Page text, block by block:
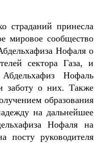
страданий принесла
мировое сообщество
Нофаля о
сектора Газа, и
Нофаль
заботу о них. Также
образования
на дальнейшее
Нофаля на
посту руководителя